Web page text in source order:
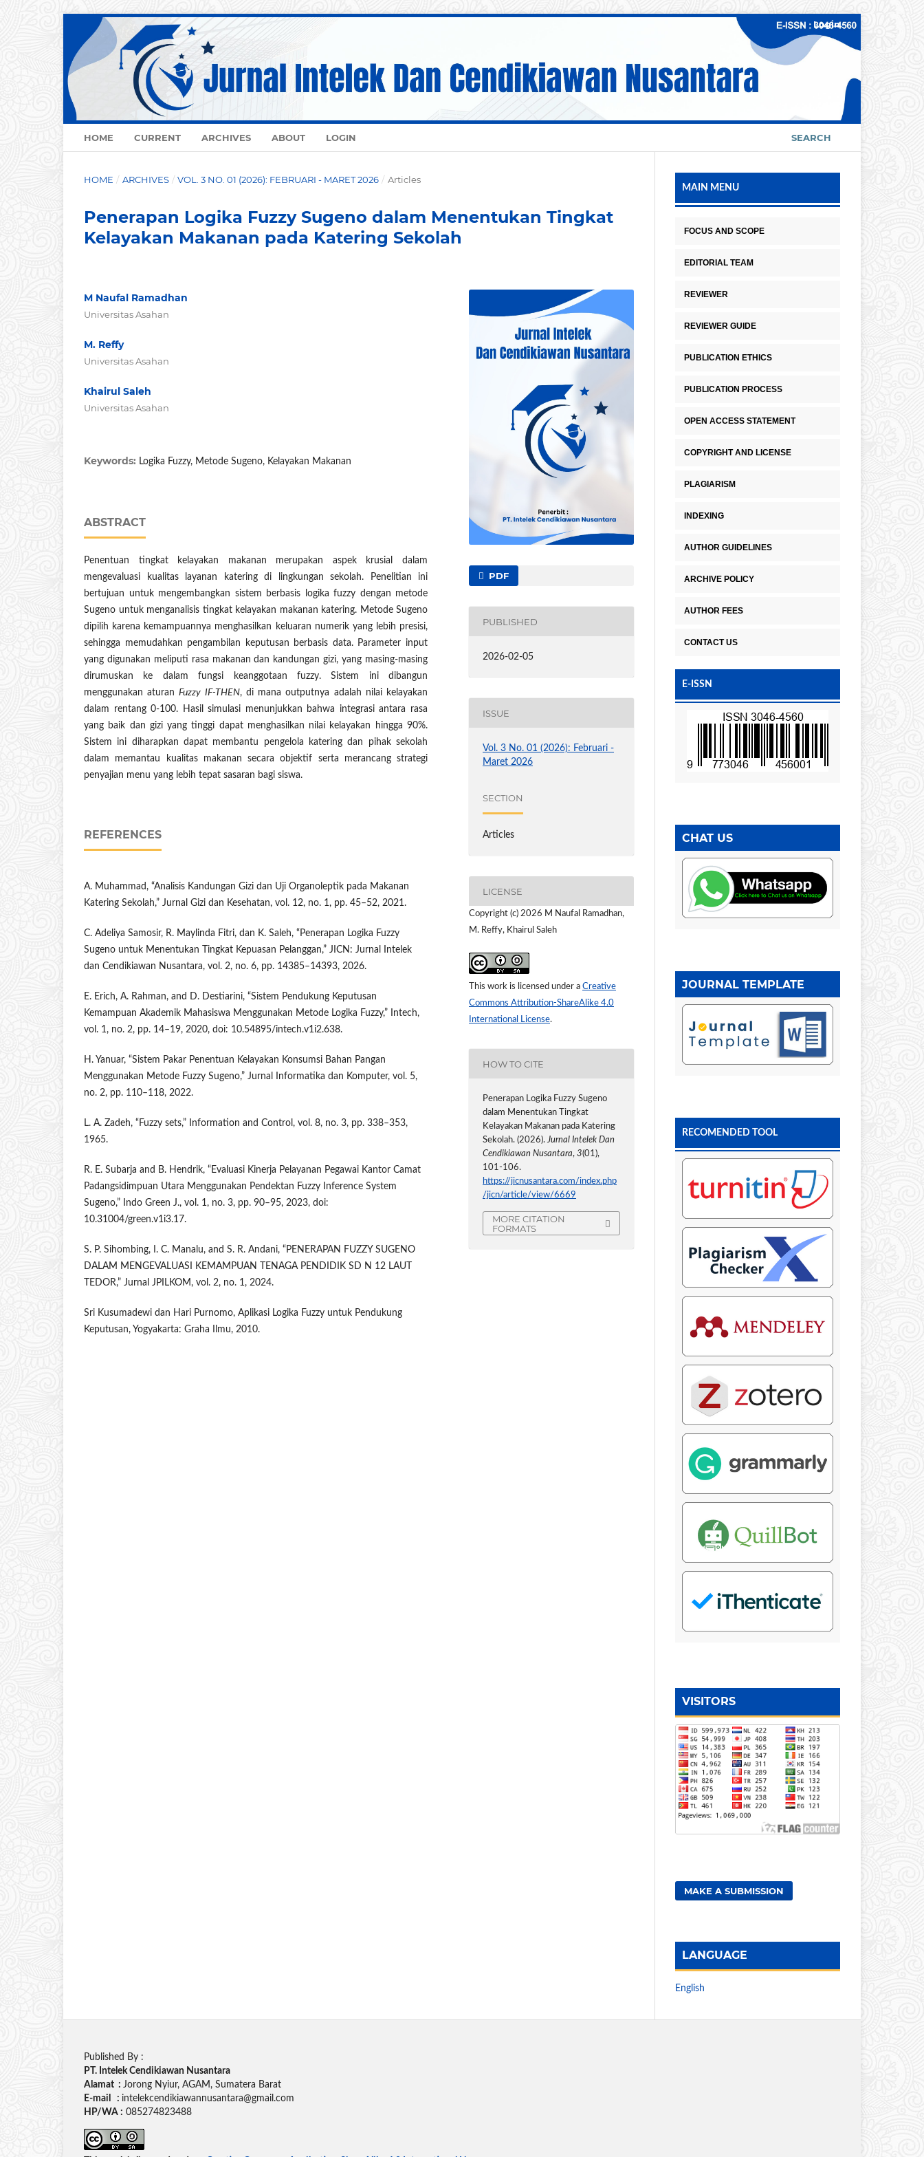
HOME CURRENT ARCHIVES ABOUT LOGIN SEARCH
Login
HOME / ARCHIVES / VOL. 3 NO. 01 (2026): FEBRUARI - MARET 2026 / Articles
Penerapan Logika Fuzzy Sugeno dalam Menentukan Tingkat
Kelayakan Makanan pada Katering Sekolah
M Naufal Ramadhan
Universitas Asahan
M. Reffy
Universitas Asahan
Khairul Saleh
Universitas Asahan
Keywords: Logika Fuzzy, Metode Sugeno, Kelayakan Makanan
ABSTRACT
Penentuan tingkat kelayakan makanan merupakan aspek krusial dalam
mengevaluasi kualitas layanan katering di lingkungan sekolah. Penelitian ini
bertujuan untuk mengembangkan sistem berbasis logika fuzzy dengan metode
Sugeno untuk menganalisis tingkat kelayakan makanan katering. Metode Sugeno
dipilih karena kemampuannya menghasilkan keluaran numerik yang lebih presisi,
sehingga memudahkan pengambilan keputusan berbasis data. Parameter input
yang digunakan meliputi rasa makanan dan kandungan gizi, yang masing-masing
dirumuskan ke dalam fungsi keanggotaan fuzzy. Sistem ini dibangun
menggunakan aturanFuzzy IF-THEN, di mana outputnya adalah nilai kelayakan
dalam rentang 0-100. Hasil simulasi menunjukkan bahwa integrasi antara rasa
yang baik dan gizi yang tinggi dapat menghasilkan nilai kelayakan hingga 90%.
Sistem ini diharapkan dapat membantu pengelola katering dan pihak sekolah
dalam memantau kualitas makanan secara objektif serta merancang strategi
penyajian menu yang lebih tepat sasaran bagi siswa.
REFERENCES
A. Muhammad, “Analisis Kandungan Gizi dan Uji Organoleptik pada Makanan
Katering Sekolah,” Jurnal Gizi dan Kesehatan, vol. 12, no. 1, pp. 45–52, 2021.
C. Adeliya Samosir, R. Maylinda Fitri, dan K. Saleh, “Penerapan Logika Fuzzy
Sugeno untuk Menentukan Tingkat Kepuasan Pelanggan,” JICN: Jurnal Intelek
dan Cendikiawan Nusantara, vol. 2, no. 6, pp. 14385–14393, 2026.
E. Erich, A. Rahman, and D. Destiarini, “Sistem Pendukung Keputusan
Kemampuan Akademik Mahasiswa Menggunakan Metode Logika Fuzzy,” Intech,
vol. 1, no. 2, pp. 14–19, 2020, doi: 10.54895/intech.v1i2.638.
H. Yanuar, “Sistem Pakar Penentuan Kelayakan Konsumsi Bahan Pangan
Menggunakan Metode Fuzzy Sugeno,” Jurnal Informatika dan Komputer, vol. 5,
no. 2, pp. 110–118, 2022.
L. A. Zadeh, “Fuzzy sets,” Information and Control, vol. 8, no. 3, pp. 338–353,
1965.
R. E. Subarja and B. Hendrik, “Evaluasi Kinerja Pelayanan Pegawai Kantor Camat
Padangsidimpuan Utara Menggunakan Pendektan Fuzzy Inference System
Sugeno,” Indo Green J., vol. 1, no. 3, pp. 90–95, 2023, doi:
10.31004/green.v1i3.17.
S. P. Sihombing, I. C. Manalu, and S. R. Andani, “PENERAPAN FUZZY SUGENO
DALAM MENGEVALUASI KEMAMPUAN TENAGA PENDIDIK SD N 12 LAUT
TEDOR,” Jurnal JPILKOM, vol. 2, no. 1, 2024.
Sri Kusumadewi dan Hari Purnomo, Aplikasi Logika Fuzzy untuk Pendukung
Keputusan, Yogyakarta: Graha Ilmu, 2010.
PDF
PUBLISHED
2026-02-05
ISSUE
Vol. 3 No. 01 (2026): Februari -
Maret 2026
SECTION
Articles
LICENSE
Copyright (c) 2026 M Naufal Ramadhan,
M. Reffy, Khairul Saleh
This work is licensed under a Creative
Commons Attribution-ShareAlike 4.0
International License.
HOW TO CITE
Penerapan Logika Fuzzy Sugeno
dalam Menentukan Tingkat
Kelayakan Makanan pada Katering
Sekolah. (2026).Jurnal Intelek Dan
Cendikiawan Nusantara,3(01),
101-106.
https://jicnusantara.com/index.php
/jicn/article/view/6669
MORE CITATION
FORMATS
MAIN MENU
FOCUS AND SCOPE
EDITORIAL TEAM
REVIEWER
REVIEWER GUIDE
PUBLICATION ETHICS
PUBLICATION PROCESS
OPEN ACCESS STATEMENT
COPYRIGHT AND LICENSE
PLAGIARISM
INDEXING
AUTHOR GUIDELINES
ARCHIVE POLICY
AUTHOR FEES
CONTACT US
E-ISSN
CHAT US
JOURNAL TEMPLATE
RECOMENDED TOOL
VISITORS
MAKE A SUBMISSION
LANGUAGE
English
Published By :
PT. Intelek Cendikiawan Nusantara
Alamat : Jorong Nyiur, AGAM, Sumatera Barat
E-mail : intelekcendikiawannusantara@gmail.com
HP/WA : 085274823488